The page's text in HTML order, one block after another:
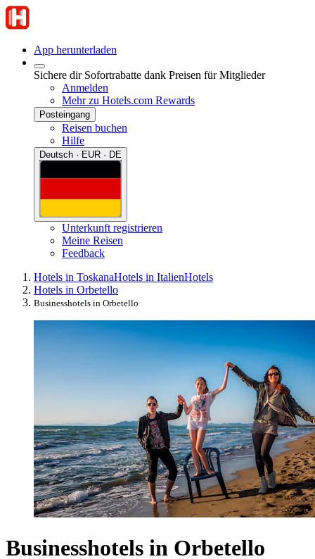
App herunterladen
Sichere dir Sofortrabatte dank Preisen für Mitglieder
Anmelden
Mehr zu Hotels.com Rewards
Posteingang
Reisen buchen
Hilfe
Deutsch · EUR · DE
Unterkunft registrieren
Meine Reisen
Feedback
Hotels in ToskanaHotels in ItalienHotels
Hotels in Orbetello
Businesshotels in Orbetello
Businesshotels in Orbetello